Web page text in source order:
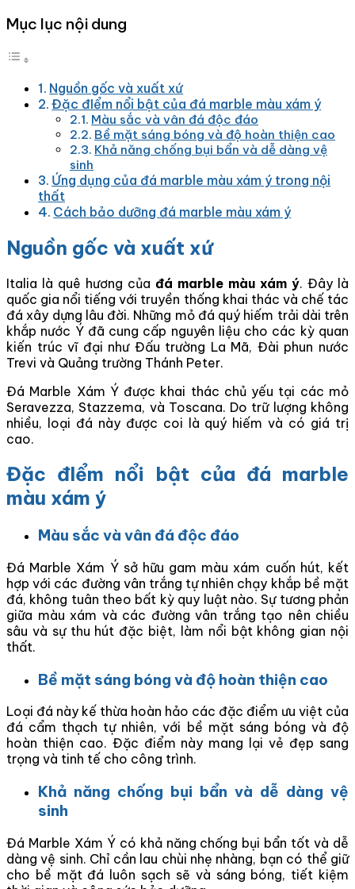
Mục lục nội dung
Nguồn gốc và xuất xứ
Đặc đIểm nổi bật của đá marble màu xám ý
Màu sắc và vân đá độc đáo
Bề mặt sáng bóng và độ hoàn thiện cao
Khả năng chống bụi bẩn và dễ dàng vệ
sinh
Ứng dụng của đá marble màu xám ý trong nội
thất
Cách bảo dưỡng đá marble màu xám ý
Nguồn gốc và xuất xứ
Italia là quê hương của đá marble màu xám ý. Đây là
quốc gia nổi tiếng với truyền thống khai thác và chế tác
đá xây dựng lâu đời. Những mỏ đá quý hiếm trải dài trên
khắp nước Ý đã cung cấp nguyên liệu cho các kỳ quan
kiến trúc vĩ đại như Đấu trường La Mã, Đài phun nước
Trevi và Quảng trường Thánh Peter.
Đá Marble Xám Ý được khai thác chủ yếu tại các mỏ
Seravezza, Stazzema, và Toscana. Do trữ lượng không
nhiều, loại đá này được coi là quý hiếm và có giá trị
cao.
Đặc đIểm nổi bật của đá marble
màu xám ý
Màu sắc và vân đá độc đáo
Đá Marble Xám Ý sở hữu gam màu xám cuốn hút, kết
hợp với các đường vân trắng tự nhiên chạy khắp bề mặt
đá, không tuân theo bất kỳ quy luật nào. Sự tương phản
giữa màu xám và các đường vân trắng tạo nên chiều
sâu và sự thu hút đặc biệt, làm nổi bật không gian nội
thất.
Bề mặt sáng bóng và độ hoàn thiện cao
Loại đá này kế thừa hoàn hảo các đặc điểm ưu việt của
đá cẩm thạch tự nhiên, với bề mặt sáng bóng và độ
hoàn thiện cao. Đặc điểm này mang lại vẻ đẹp sang
trọng và tinh tế cho công trình.
Khả năng chống bụi bẩn và dễ dàng vệ
sinh
Đá Marble Xám Ý có khả năng chống bụi bẩn tốt và dễ
dàng vệ sinh. Chỉ cần lau chùi nhẹ nhàng, bạn có thể giữ
cho bề mặt đá luôn sạch sẽ và sáng bóng, tiết kiệm